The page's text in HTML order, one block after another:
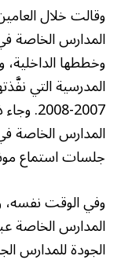
وقالت خلال
المدارس الخاصة
وخططها الداخلية،
المدرسية التي
2007-
المدارس الخاصة
جلسات استماع
وفي الوقت نفسه،
المدارس الخاصة
الجودة للمدارس